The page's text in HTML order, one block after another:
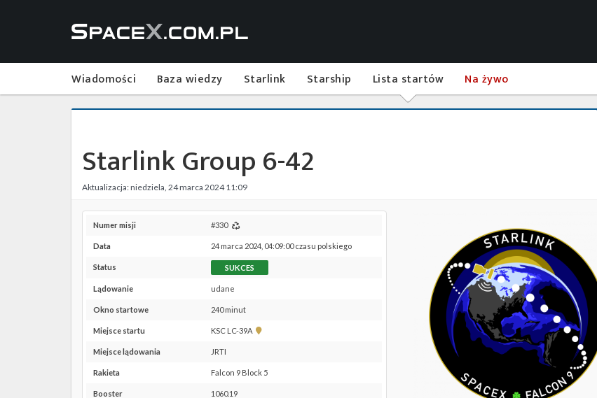
Wiadomości Baza wiedzy Starlink Starship Lista startów Na żywo
Starlink Group 6-42
Aktualizacja: niedziela, 24 marca 2024 11:09
Numer misji #330
Data 24 marca 2024, 04:09:00 czasu polskiego
Status SUKCES
Lądowanie udane
Okno startowe 240 minut
Miejsce startu KSC LC-39A
Pokaż
LC-
Miejsce lądowania JRTI
Rakieta Falcon 9 Block 5
Booster 1060.19